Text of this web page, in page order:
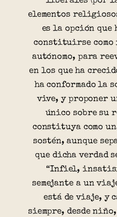
elementos
es la opción que
constituirse
autónomo, para
en los que ha
ha conformado la
vive, y proponer
único sobre su
constituya como
sostén, aunque
que dicha verdad
“Infiel,
semejante a un
está de viaje, y
siempre, desde